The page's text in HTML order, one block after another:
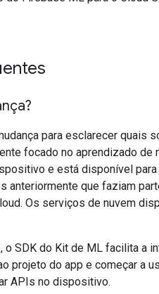
para esclarecer quais
focado no aprendizado
e está disponível
anteriormente que faziam
Os serviços de nuvem
SDK do Kit de ML facilita a
projeto do app e começar a
APIs no dispositivo.